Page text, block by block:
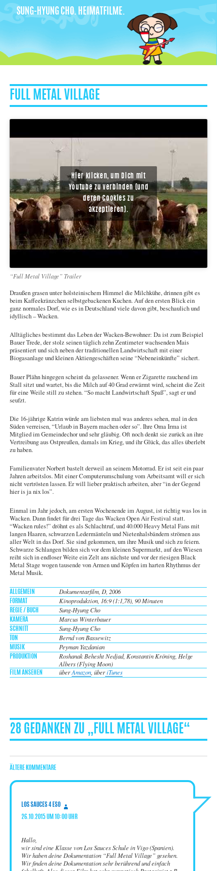
SUNG-HYUNG CHO. HEIMATFILME.
FULL METAL VILLAGE
Hier klicken, um Dich mit
Youtube zu verbinden (und
deren Cookies zu
akzeptieren).
“Full Metal Village” Trailer
Draußen grasen unter holsteinischem Himmel die Milchkühe, drinnen gibt es
beim Kaffeekränzchen selbstgebackenen Kuchen. Auf den ersten Blick ein
ganz normales Dorf, wie es in Deutschland viele davon gibt, beschaulich und
idyllisch – Wacken.
Alltägliches bestimmt das Leben der Wacken-Bewohner: Da ist zum Beispiel
Bauer Trede, der stolz seinen täglich zehn Zentimeter wachsenden Mais
präsentiert und sich neben der traditionellen Landwirtschaft mit einer
Biogasanlage und kleinen Aktiengeschäften seine “Nebeneinkünfte” sichert.
Bauer Plähn hingegen scheint da gelassener. Wenn er Zigarette rauchend im
Stall sitzt und wartet, bis die Milch auf 40 Grad erwärmt wird, scheint die Zeit
für eine Weile still zu stehen. “So macht Landwirtschaft Spaß”, sagt er und
seufzt.
Die 16-jährige Katrin würde am liebsten mal was anderes sehen, mal in den
Süden verreisen, “Urlaub in Bayern machen oder so”. Ihre Oma Irma ist
Mitglied im Gemeindechor und sehr gläubig. Oft noch denkt sie zurück an ihre
Vertreibung aus Ostpreußen, damals im Krieg, und ihr Glück, das alles überlebt
zu haben.
Familienvater Norbert bastelt derweil an seinem Motorrad. Er ist seit ein paar
Jahren arbeitslos. Mit einer Computerumschulung vom Arbeitsamt will er sich
nicht vertrösten lassen. Er will lieber praktisch arbeiten, aber “in der Gegend
hier is ja nix los”.
Einmal im Jahr jedoch, am ersten Wochenende im August, ist richtig was los in
Wacken. Dann findet für drei Tage das Wacken Open Air Festival statt.
“Wacken rules!” dröhnt es als Schlachtruf, und 40.000 Heavy Metal Fans mit
langen Haaren, schwarzen Ledermänteln und Nietenhalsbändern strömen aus
aller Welt in das Dorf. Sie sind gekommen, um ihre Musik und sich zu feiern.
Schwarze Schlangen bilden sich vor dem kleinen Supermarkt, auf den Wiesen
reiht sich in endloser Weite ein Zelt ans nächste und vor der riesigen Black
Metal Stage wogen tausende von Armen und Köpfen im harten Rhythmus der
Metal Musik.
ALLGEMEIN Dokumentarfilm, D, 2006
FORMAT Kinoproduktion, 16:9 (1:1,78), 90 Minuten
REGIE / BUCH Sung-Hyung Cho
KAMERA Marcus Winterbauer
SCHNITT Sung-Hyung Cho
TON Bernd von Bassewitz
MUSIK Peyman Yazdanian
PRODUKTION
Roshanak Behesht Nedjad, Konstantin Kröning, Helge
Albers (Flying Moon)
FILM ANSEHEN überAmazon , überiTunes
28 GEDANKEN ZU „FULL METAL VILLAGE“
KOMMENTARNAVIGATION
ÄLTERE KOMMENTARE
LOS SAUCES 4 ESO
26.10.2015 UM 10:00 UHR
Hallo,
wir sind eine Klasse von Los Sauces Schule in Vigo (Spanien).
Wir haben deine Dokumentation “Full Metal Village” gesehen.
Wir finden deine Dokumentation sehr berührend und einfach